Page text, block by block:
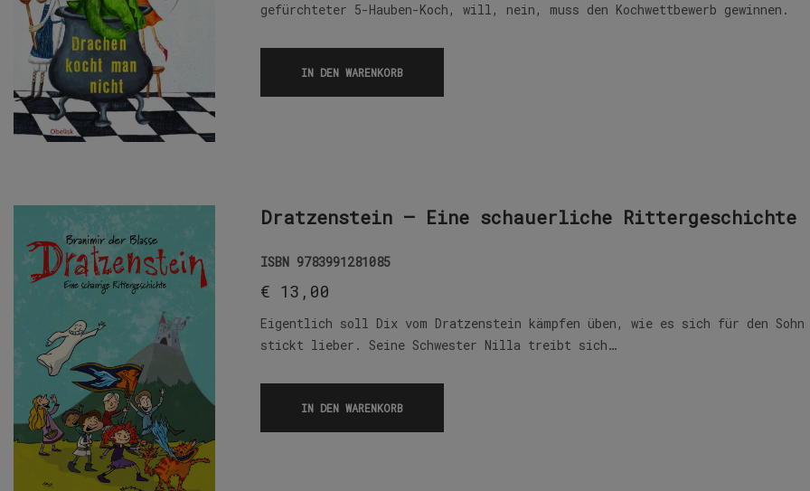
gefürchteter 5-Hauben-Koch, will, nein, muss den Kochwettbewerb gewinnen.
IN DEN WARENKORB
Dratzenstein – Eine schauerliche Rittergeschichte
ISBN 9783991281085
€ 13,00
Eigentlich soll Dix vom Dratzenstein kämpfen üben, wie es sich für den
stickt lieber. Seine Schwester Nilla treibt sich…
IN DEN WARENKORB